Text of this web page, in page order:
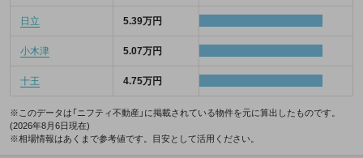
日立 5.39万円
小木津 5.07万円
十王 4.75万円
※このデータは「ニフティ不動産」に掲載されている物件を元に算出したものです。
(2026年8月6日現在)
※相場情報はあくまで参考値です。目安として活用ください。